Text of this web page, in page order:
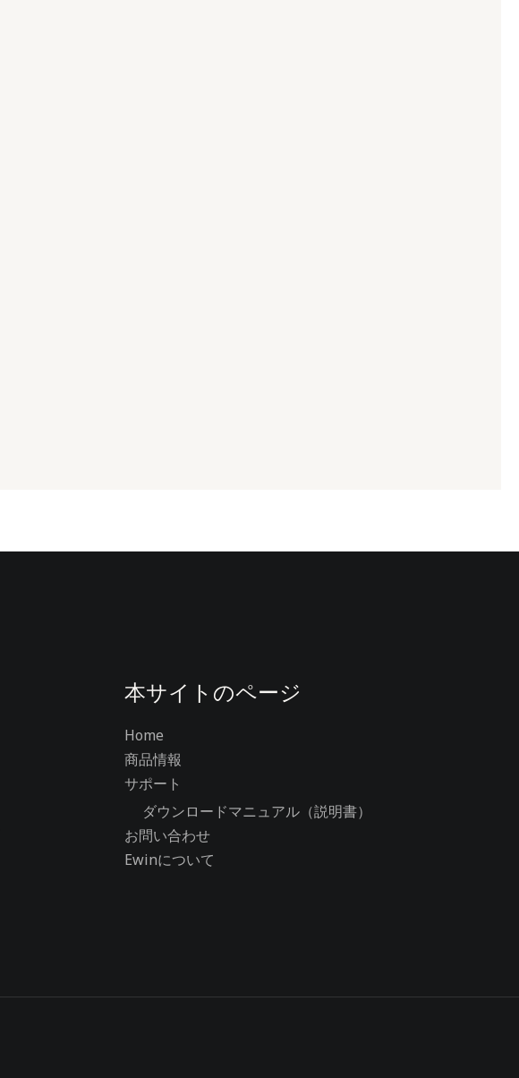
本サイトのページ
Home
商品情報
サポート
ダウンロードマニュアル（説明書）
お問い合わせ
Ewinについて